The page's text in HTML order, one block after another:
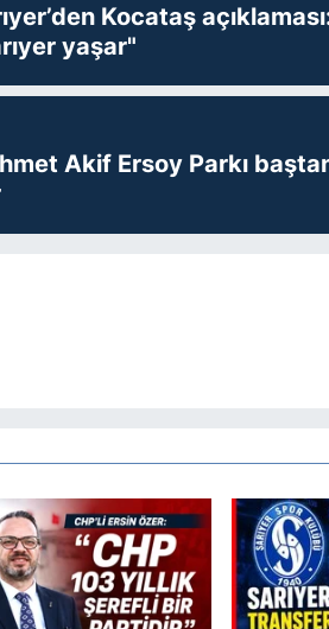
Kocataş açıklaması:
yaşar"
Akif Ersoy Parkı